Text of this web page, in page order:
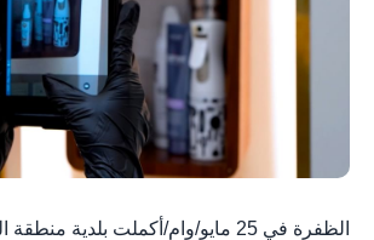
الظفرة في 25 مايو/وام/أكملت بلدية